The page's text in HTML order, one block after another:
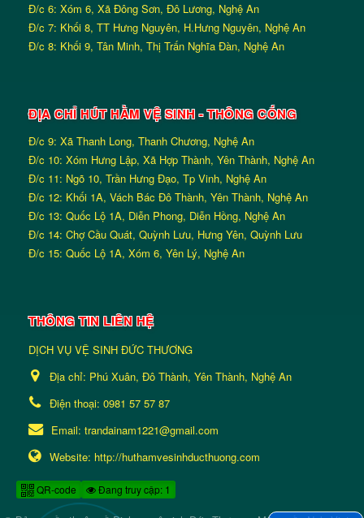
Đ/c 6: Xóm 6, Xã Đông Sơn, Đô Lương, Nghệ An
Đ/c 7: Khối 8, TT Hưng Nguyên, H.Hưng Nguyên, Nghệ An
Đ/c 8: Khối 9, Tân Minh, Thị Trấn Nghĩa Đàn, Nghệ An
ĐỊA CHỈ HÚT HẦM VỆ SINH - THÔNG CỐNG
Đ/c 9: Xã Thanh Long, Thanh Chương, Nghệ An
Đ/c 10: Xóm Hưng Lập, Xã Hợp Thành, Yên Thành, Nghệ An
Đ/c 11: Ngõ 10, Trần Hưng Đạo, Tp Vinh, Nghệ An
Đ/c 12: Khối 1A, Vách Bác Đô Thành, Yên Thành, Nghệ An
Đ/c 13: Quốc Lộ 1A, Diễn Phong, Diễn Hồng, Nghệ An
Đ/c 14: Chợ Cầu Quát, Quỳnh Lưu, Hưng Yên, Quỳnh Lưu
Đ/c 15: Quốc Lộ 1A, Xóm 6, Yên Lý, Nghệ An
THÔNG TIN LIÊN HỆ
DỊCH VỤ VỆ SINH ĐỨC THƯƠNG
Địa chỉ: Phú Xuân, Đô Thành, Yên Thành, Nghệ An
Điện thoại: 0981 57 57 87
Email: trandainam1221@gmail.com
Website: http://huthamvesinhducthuong.com
QR-code Đang truy cập: 1